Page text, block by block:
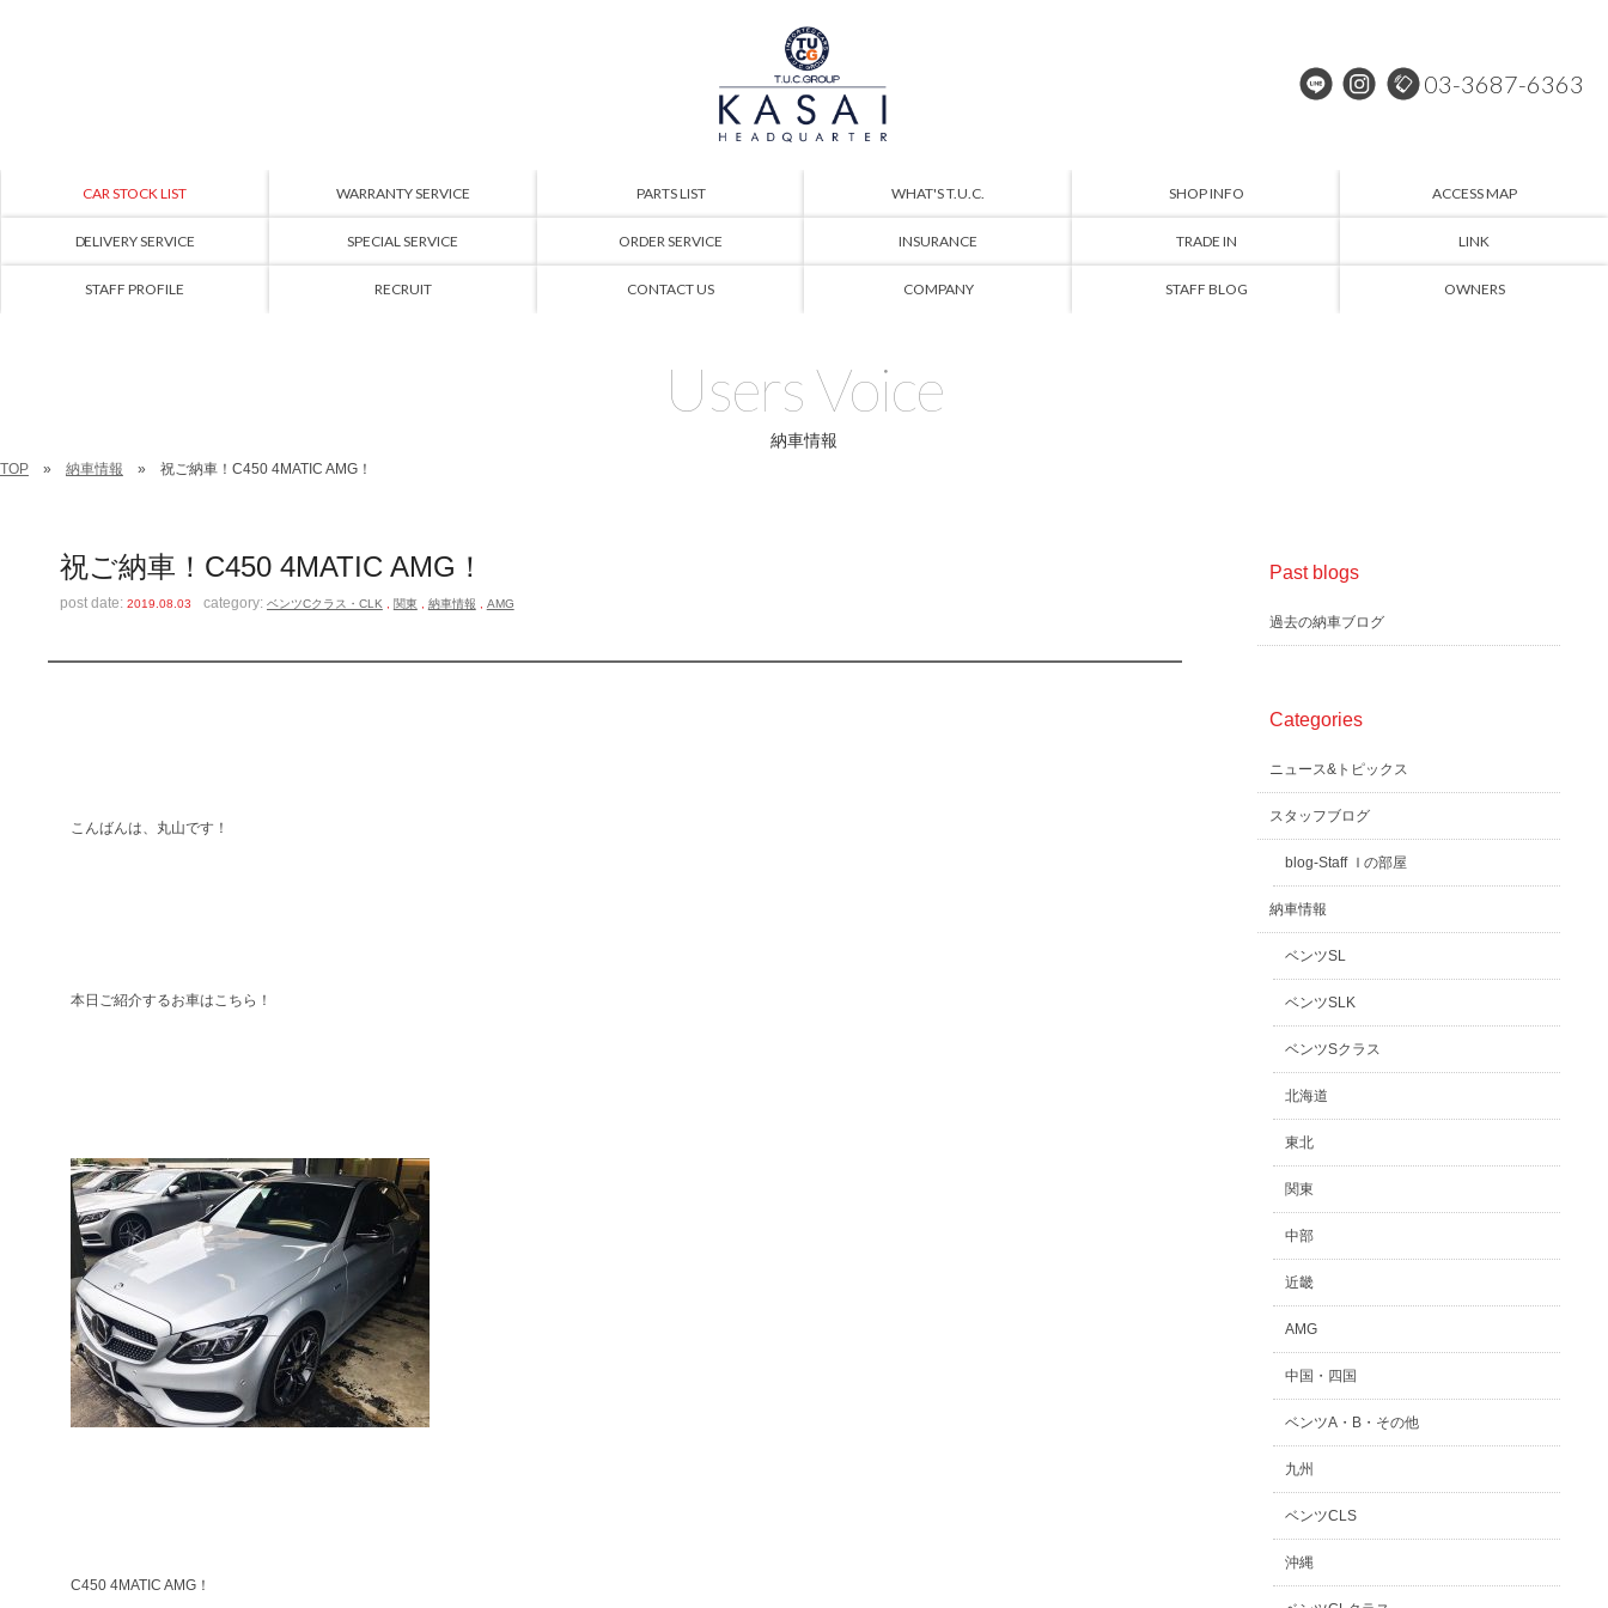
03-3687-6363
CAR STOCK LIST WARRANTY SERVICE PARTS LIST WHAT'S T.U.C. SHOP INFO ACCESS MAP
DELIVERY SERVICE SPECIAL SERVICE ORDER SERVICE INSURANCE TRADE IN LINK
STAFF PROFILE RECRUIT CONTACT US COMPANY STAFF BLOG OWNERS
Users Voice
納車情報
TOP 納車情報 祝ご納車！C450 4MATIC AMG！
祝ご納車！C450 4MATIC AMG！
post date:2019.08.03 category: ベンツCクラス・CLK 関東 納車情報 AMG
こんばんは、丸山です！
本日ご紹介するお車はこちら！
C450 4MATIC AMG！
Past blogs
過去の納車ブログ
Categories
ニュース&トピックス
スタッフブログ
blog-Staff Ｉの部屋
納車情報
ベンツSL
ベンツSLK
ベンツSクラス
北海道
東北
関東
中部
近畿
AMG
中国・四国
ベンツA・B・その他
九州
ベンツCLS
沖縄